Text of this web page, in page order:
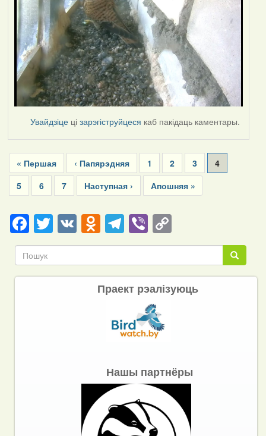
Увайдзіце цізарэгіструйцеся каб пакідаць каментары.
Pagination
First
page
« Першая
Previous
page
‹ Папярэдняя Page
1 Page
2 Page
3
Current
page
4
Page
5 Page
6 Page
7
Next
page
Наступная ›
Last
page
Апошняя »
Facebook
Twitter
VKOdnoklassniki
Telegram
ViberCopy
Link Пошук
Пошук
Праект рэалізуюць
Нашы партнёры